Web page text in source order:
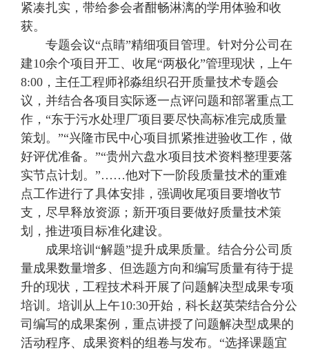
紧凑扎实，带给参会者酣畅淋漓的学用体验和收
获。
专题会议“点睛”精细项目管理。针对分公司在
建10余个项目开工、收尾“两极化”管理现状，上午
8:00，主任工程师祁淼组织召开质量技术专题会
议，并结合各项目实际逐一点评问题和部署重点工
作，“东于污水处理厂项目要尽快高标准完成质量
策划。”“兴隆市民中心项目抓紧推进验收工作，做
好评优准备。”“贵州六盘水项目技术资料整理要落
实节点计划。”……他对下一阶段质量技术的重难
点工作进行了具体安排，强调收尾项目要增收节
支，尽早释放资源；新开项目要做好质量技术策
划，推进项目标准化建设。
成果培训“解题”提升成果质量。结合分公司质
量成果数量增多、但选题方向和编写质量有待于提
升的现状，工程技术科开展了问题解决型成果专项
培训。培训从上午10:30开始，科长赵英荣结合分公
司编写的成果案例，重点讲授了问题解决型成果的
活动程序、成果资料的组卷与发布。“选择课题宜